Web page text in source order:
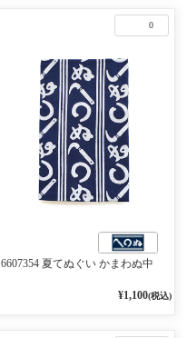
0
6607354 夏てぬぐい かまわぬ中
¥1,100(税込)